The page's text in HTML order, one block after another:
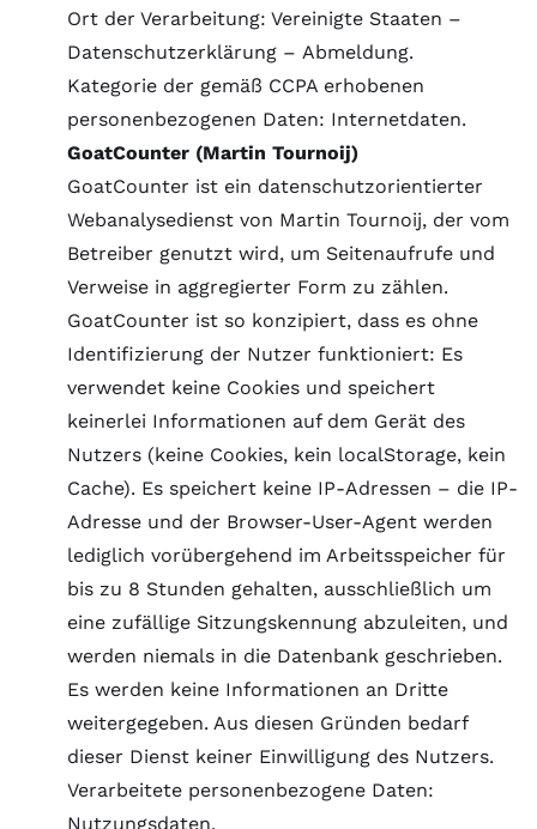
Ort der Verarbeitung: Vereinigte Staaten –
Datenschutzerklärung – Abmeldung.
Kategorie der gemäß CCPA erhobenen
personenbezogenen Daten: Internetdaten.
GoatCounter (Martin Tournoij)
GoatCounter ist ein datenschutzorientierter
Webanalysedienst von Martin Tournoij, der vom
Betreiber genutzt wird, um Seitenaufrufe und
Verweise in aggregierter Form zu zählen.
GoatCounter ist so konzipiert, dass es ohne
Identifizierung der Nutzer funktioniert: Es
verwendet keine Cookies und speichert
keinerlei Informationen auf dem Gerät des
Nutzers (keine Cookies, kein localStorage, kein
Cache). Es speichert keine IP-Adressen – die IP-
Adresse und der Browser-User-Agent werden
lediglich vorübergehend im Arbeitsspeicher für
bis zu 8 Stunden gehalten, ausschließlich um
eine zufällige Sitzungskennung abzuleiten, und
werden niemals in die Datenbank geschrieben.
Es werden keine Informationen an Dritte
weitergegeben. Aus diesen Gründen bedarf
dieser Dienst keiner Einwilligung des Nutzers.
Verarbeitete personenbezogene Daten:
Nutzungsdaten.